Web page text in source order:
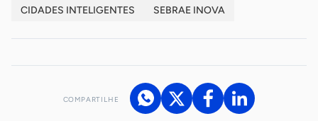
CIDADES INTELIGENTES SEBRAE INOVA
COMPARTILHE